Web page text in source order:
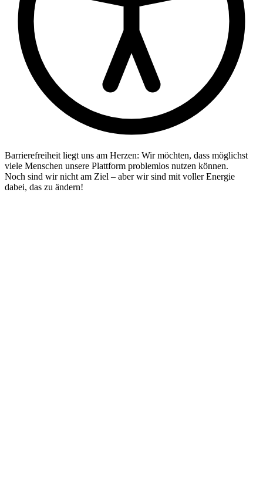
Barrierefreiheit liegt uns am Herzen: Wir möchten, dass möglichst
viele Menschen unsere Plattform problemlos nutzen können.
Noch sind wir nicht am Ziel – aber wir sind mit voller Energie
dabei, das zu ändern!